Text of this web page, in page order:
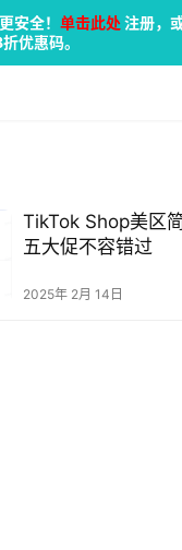
TikTok Shop美区
五大促不容错过
2025年 2月 14日
安全！ 单击此处注册，
优惠码。